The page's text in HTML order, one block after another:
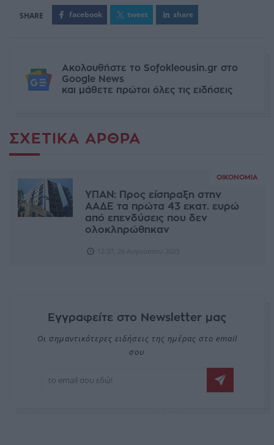
facebook tweet share
Ακολουθήστε το Sofokleousin.gr στο
Google News
και μάθετε πρώτοι όλες τις ειδήσεις
ΣΧΕΤΙΚΆ ΆΡΘΡΑ
ΟΙΚΟΝΟΜΊΑ
ΥΠΑΝ: Προς είσπραξη στην
ΑΑΔΕ τα πρώτα 43 εκατ. ευρώ
από επενδύσεις που δεν
ολοκληρώθηκαν
Εγγραφείτε στο Newsletter μας
Οι σημαντικότερες ειδήσεις της ημέρας στο email
σου